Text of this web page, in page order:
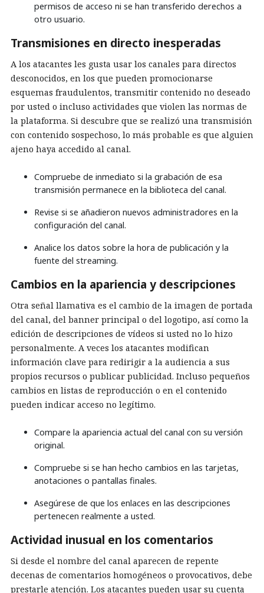
permisos de acceso ni se han transferido derechos a
otro usuario.
Transmisiones en directo inesperadas
A los atacantes les gusta usar los canales para directos
desconocidos, en los que pueden promocionarse
esquemas fraudulentos, transmitir contenido no deseado
por usted o incluso actividades que violen las normas de
la plataforma. Si descubre que se realizó una transmisión
con contenido sospechoso, lo más probable es que alguien
ajeno haya accedido al canal.
Compruebe de inmediato si la grabación de esa
transmisión permanece en la biblioteca del canal.
Revise si se añadieron nuevos administradores en la
configuración del canal.
Analice los datos sobre la hora de publicación y la
fuente del streaming.
Cambios en la apariencia y descripciones
Otra señal llamativa es el cambio de la imagen de portada
del canal, del banner principal o del logotipo, así como la
edición de descripciones de vídeos si usted no lo hizo
personalmente. A veces los atacantes modifican
información clave para redirigir a la audiencia a sus
propios recursos o publicar publicidad. Incluso pequeños
cambios en listas de reproducción o en el contenido
pueden indicar acceso no legítimo.
Compare la apariencia actual del canal con su versión
original.
Compruebe si se han hecho cambios en las tarjetas,
anotaciones o pantallas finales.
Asegúrese de que los enlaces en las descripciones
pertenecen realmente a usted.
Actividad inusual en los comentarios
Si desde el nombre del canal aparecen de repente
decenas de comentarios homogéneos o provocativos, debe
prestarle atención. Los atacantes pueden usar su cuenta